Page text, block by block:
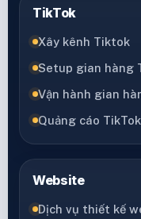
TikTok
Xây kênh Tiktok
Setup gian hàng
Vận hành gian
Quảng cáo
Website
Dịch vụ thiết kế